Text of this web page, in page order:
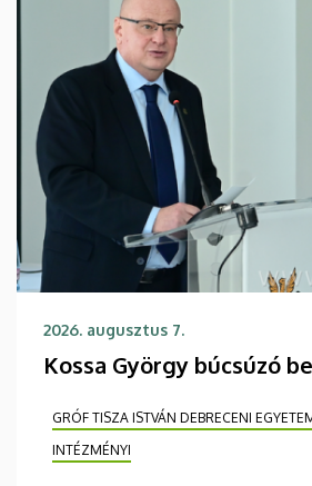
2026. augusztus 7.
Kossa György búcsúzó
GRÓF TISZA ISTVÁN DEBRECENI
INTÉZMÉNYI